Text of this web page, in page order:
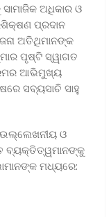
ଅଧିକାର ଓ
ପ୍ରଦାନ
ଅତିଥିମାନଙ୍କ
ପୃଷ୍ଟି ସ୍ୱାଗତ
ଆଭିମୁଖ୍ୟ
ସବ୍ୟସାଚି ସାହୁ
ଓ
ବ୍ୟକ୍ତିତ୍ୱମାନଙ୍କୁ
ମଧ୍ୟରେ: